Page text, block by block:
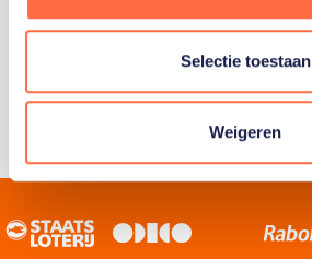
Selectie toestaan
Weigeren